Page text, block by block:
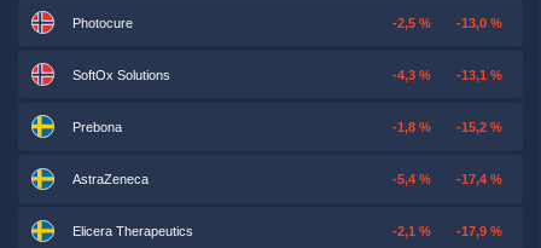
Photocure -2,5 % -13,0 %
SoftOx Solutions -4,3 % -13,1 %
Prebona -1,8 % -15,2 %
AstraZeneca -5,4 % -17,4 %
Elicera Therapeutics -2,1 % -17,9 %